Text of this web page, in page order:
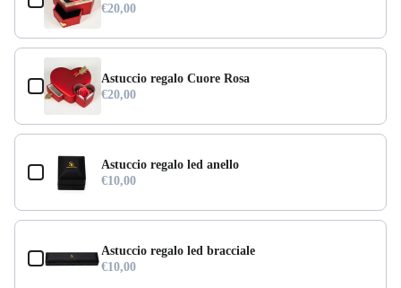
€20,00
Astuccio regalo Cuore Rosa
€20,00
Astuccio regalo led anello
€10,00
Astuccio regalo led bracciale
€10,00